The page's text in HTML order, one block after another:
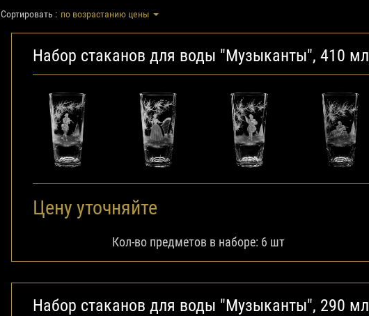
Сортировать : по возрастанию цены
Набор стаканов для воды "Музыканты", 410 мл
Цену уточняйте
Кол-во предметов в наборе: 6 шт
Набор стаканов для воды "Музыканты", 290 мл